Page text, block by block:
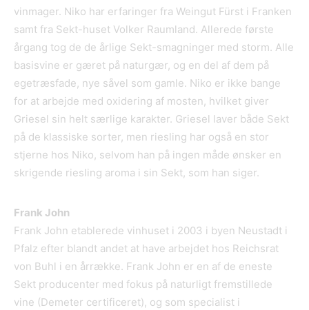
vinmager. Niko har erfaringer fra Weingut Fürst i Franken
samt fra Sekt-huset Volker Raumland. Allerede første
årgang tog de de årlige Sekt-smagninger med storm. Alle
basisvine er gæret på naturgær, og en del af dem på
egetræsfade, nye såvel som gamle. Niko er ikke bange
for at arbejde med oxidering af mosten, hvilket giver
Griesel sin helt særlige karakter. Griesel laver både Sekt
på de klassiske sorter, men riesling har også en stor
stjerne hos Niko, selvom han på ingen måde ønsker en
skrigende riesling aroma i sin Sekt, som han siger.
Frank John
Frank John etablerede vinhuset i 2003 i byen Neustadt i
Pfalz efter blandt andet at have arbejdet hos Reichsrat
von Buhl i en årrække. Frank John er en af de eneste
Sekt producenter med fokus på naturligt fremstillede
vine (Demeter certificeret), og som specialist i